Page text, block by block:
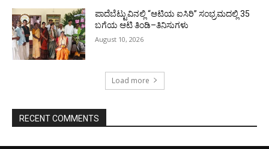
ಪಾದೆಬೆಟ್ಟುವಿನಲ್ಲಿ “ಆಟಿಯ ಐಸಿರಿ’’ ಸಂಭ್ರಮದಲ್ಲಿ 35
ಬಗೆಯ ಆಟಿ ತಿಂಡಿ–ತಿನಿಸುಗಳು
August 10, 2026
Load more
RECENT COMMENTS